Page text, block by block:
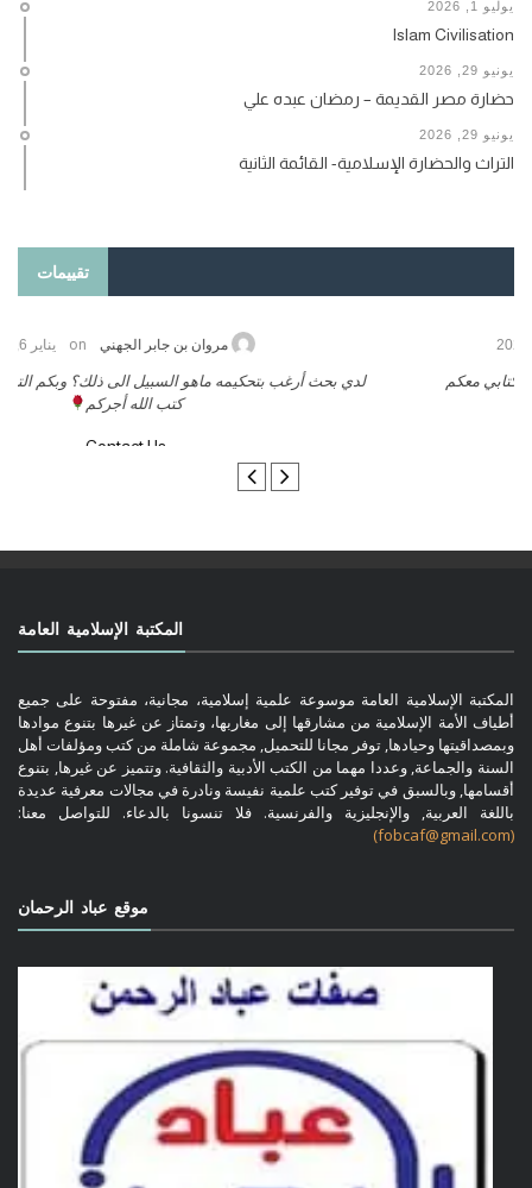
يوليو 1, 2026
Islam Civilisation
يونيو 29, 2026
حضارة مصر القديمة – رمضان عبده علي
يونيو 29, 2026
التراث والحضارة الإسلامية- القائمة الثانية
تقييمات
on يناير 25, 2026
السلام عليكم ورحمة الله وبركاتة أرغب بنشر كتابي معكم
المكتبة الإسلامية العامة
المكتبة الإسلامية العامة موسوعة علمية إسلامية، مجانية، مفتوحة على جميع
أطياف الأمة الإسلامية من مشارقها إلى مغاربها، وتمتاز عن غيرها بتنوع موادها
وبمصداقيتها وحيادها, توفر مجانا للتحميل, مجموعة شاملة من كتب ومؤلفات أهل
السنة والجماعة, وعددا مهما من الكتب الأدبية والثقافية. وتتميز عن غيرها, بتنوع
أقسامها, وبالسبق في توفير كتب علمية نفيسة ونادرة في مجالات معرفية عديدة
باللغة العربية, والإنجليزية والفرنسية. فلا تنسونا بالدعاء. للتواصل معنا:
(fobcaf@gmail.com)
موقع عباد الرحمان